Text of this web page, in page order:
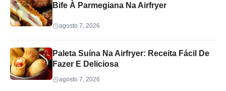
Bife À Parmegiana Na Airfryer
agosto 7, 2026
Paleta Suína Na Airfryer: Receita Fácil De
Fazer E Deliciosa
agosto 7, 2026